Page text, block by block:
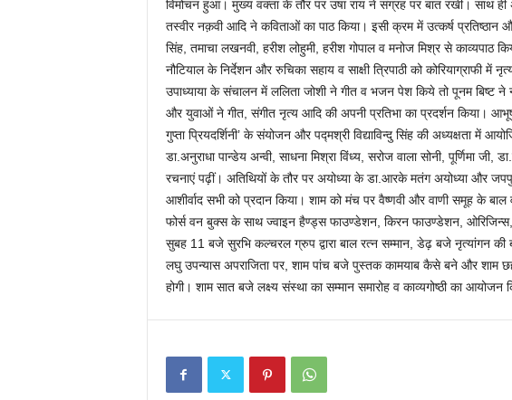
विमोचन हुआ। मुख्य वक्ता के तौर पर उषा राय ने संग्रह पर बात रखी। साथ ही
तस्वीर नक़वी आदि ने कविताओं का पाठ किया। इसी क्रम में उत्कर्ष
सिंह, तमाचा लखनवी, हरीश लोहुमी, हरीश गोपाल व मनोज मिश्र से काव्यपाठ
नौटियाल के निर्देशन और रुचिका सहाय व साक्षी त्रिपाठी को कोरियाग्राफी में
उपाध्याया के संचालन में ललिता जोशी ने गीत व भजन पेश किये तो पूनम बिष्ट
और युवाओं ने गीत, संगीत नृत्य आदि की अपनी प्रतिभा का प्रदर्शन किया।
गुप्ता प्रियदर्शिनी’ के संयोजन और पद्मश्री विद्याविन्दु सिंह की अध्यक्षता में
डा.अनुराधा पान्डेय अन्वी, साधना मिश्रा विंध्य, सरोज वाला सोनी, पूर्णिमा जी,
रचनाएं पढ़ीं। अतिथियों के तौर पर अयोध्या के डा.आरके मतंग अयोध्या और
आशीर्वाद सभी को प्रदान किया। शाम को मंच पर वैष्णवी और वाणी समूह के
फोर्स वन बुक्स के साथ ज्वाइन हैण्ड्स फाउण्डेशन, किरन फाउण्डेशन,
सुबह 11 बजे सुरभि कल्चरल ग्रुप द्वारा बाल रत्न सम्मान, डेढ़ बजे नृत्यांगन
लघु उपन्यास अपराजिता पर, शाम पांच बजे पुस्तक कामयाब कैसे बने और शाम
होगी। शाम सात बजे लक्ष्य संस्था का सम्मान समारोह व काव्यगोष्ठी का आयोजन